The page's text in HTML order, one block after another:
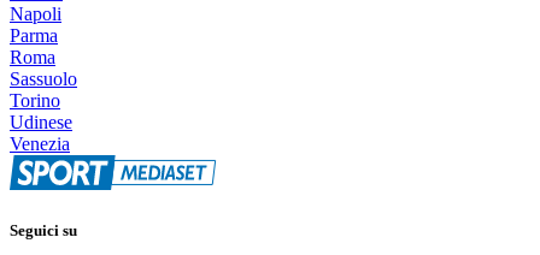
Napoli
Parma
Roma
Sassuolo
Torino
Udinese
Venezia
Seguici su